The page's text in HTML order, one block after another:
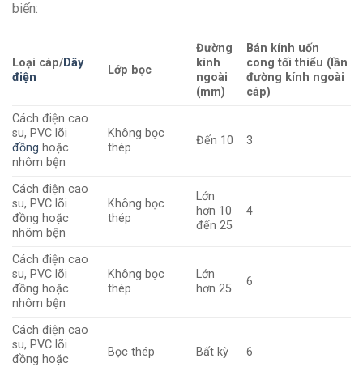
biến:
Loại cáp/Dây
điện
Lớp bọc
Đường
kính
ngoài
(mm)
Bán kính uốn
cong tối thiểu (lần
đường kính ngoài
cáp)
Cách điện cao
su, PVC lõi
đồng hoặc
nhôm bện
Không bọc
thép
Đến 10 3
Cách điện cao
su, PVC lõi
đồng hoặc
nhôm bện
Không bọc
thép
Lớn
hơn 10
đến 25
4
Cách điện cao
su, PVC lõi
đồng hoặc
nhôm bện
Không bọc
thép
Lớn
hơn 25
6
Cách điện cao
su, PVC lõi
đồng hoặc
Bọc thép Bất kỳ 6